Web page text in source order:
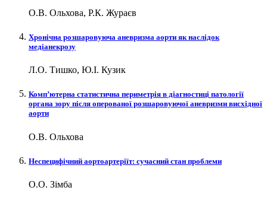
О.В. Ольхова, Р.К. Жураєв
Хронічна розшаровуюча аневризма аорти як наслідок
медіанекрозу
Л.О. Тишко, Ю.І. Кузик
Комп’ютерна статистична периметрія в діагностиці патології
органа зору після оперованої розшаровуючої аневризми висхідної
аорти
О.В. Ольхова
Неспецифічний аортоартеріїт: сучасний стан проблеми
О.О. Зімба